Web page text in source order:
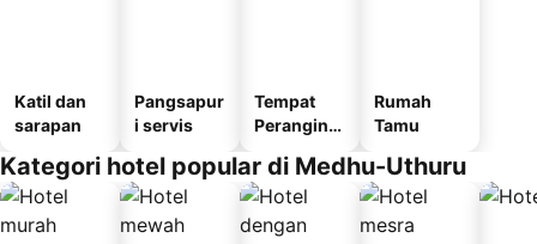
Katil dan
sarapan
Pangsapur
i servis
Tempat
Perangina
Rumah
Tamu
Kategori hotel popular di Medhu-Uthuru